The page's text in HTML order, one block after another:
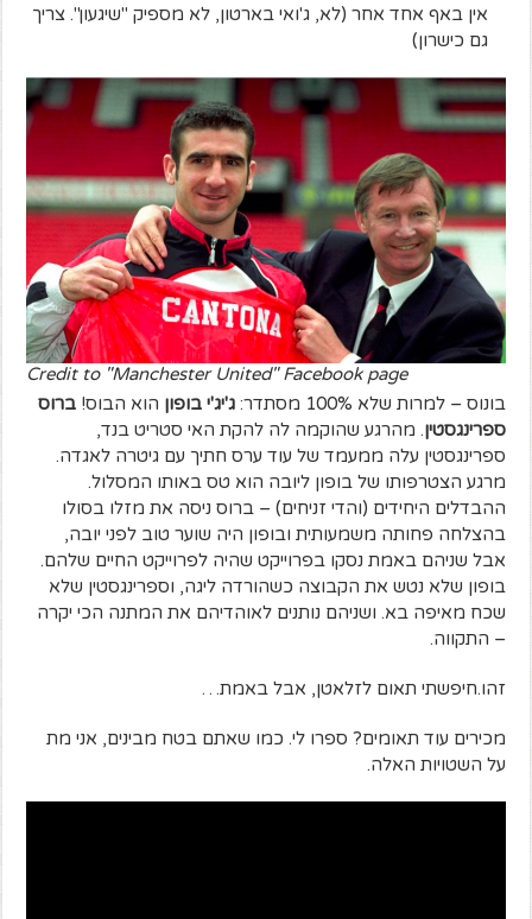
אין באף אחד אחר (לא, ג'ואי בארטון, לא מספיק "שיגעון". צריך
גם כישרון)
Credit to "Manchester United" Facebook page
בונוס – למרות שלא 100% מסתדר:
ג'יג'י בופון הוא הבוס!ברוס
ספרינגסטין. מהרגע שהוקמה לה להקת האי סטריט בנד,
ספרינגסטין עלה ממעמד של עוד ערס חתיך עם גיטרה לאגדה.
מרגע הצטרפותו של בופון ליובה הוא טס באותו המסלול.
ההבדלים היחידים (והדי זניחים) – ברוס ניסה את מזלו בסולו
בהצלחה פחותה משמעותית ובופון היה שוער טוב לפני יובה,
אבל שניהם באמת נסקו בפרוייקט שהיה לפרוייקט החיים שלהם.
בופון שלא נטש את הקבוצה כשהורדה ליגה, וספרינגסטין שלא
שכח מאיפה בא. ושניהם נותנים לאוהדיהם את המתנה הכי יקרה
– התקווה.
זהו.חיפשתי תאום לזלאטן, אבל באמת…
מכירים עוד תאומים? ספרו לי. כמו שאתם בטח מבינים, אני מת
על השטויות האלה.